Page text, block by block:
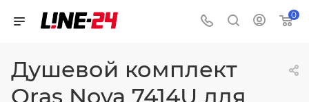
0
Душевой комплект
Oras Nova 7414U для